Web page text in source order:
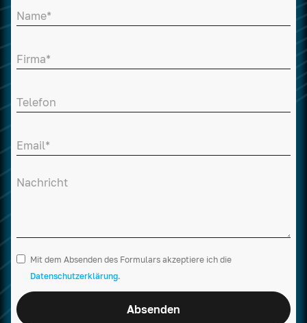
Mit dem Absenden des Formulars akzeptiere ich die
Datenschutzerklärung.